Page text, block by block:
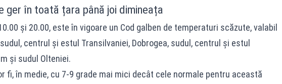
ger în toată țara până joi dimineața
și 20.00, este în vigoare un Cod galben de temperaturi scăzute, valabil
centrul și estul Transilvaniei, Dobrogea, sudul, centrul și estul
și sudul Olteniei.
fi, în medie, cu 7-9 grade mai mici decât cele normale pentru această